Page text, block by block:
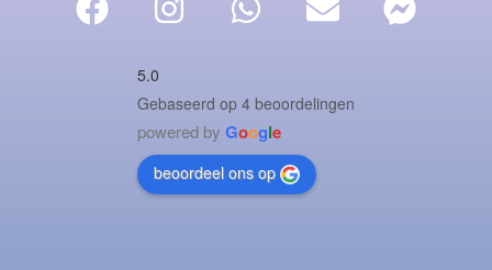
5.0
Gebaseerd op 4 beoordelingen
powered by Google
beoordeel ons op